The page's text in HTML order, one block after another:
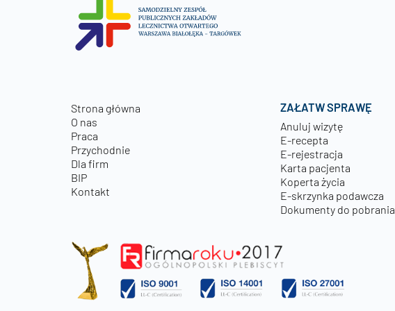
Strona główna
O nas
Praca
Przychodnie
Dla firm
BIP
Kontakt
ZAŁATW SPRAWĘ
Anuluj wizytę
E-recepta
E-rejestracja
Karta pacjenta
Koperta życia
E-skrzynka podawcza
Dokumenty do pobrania